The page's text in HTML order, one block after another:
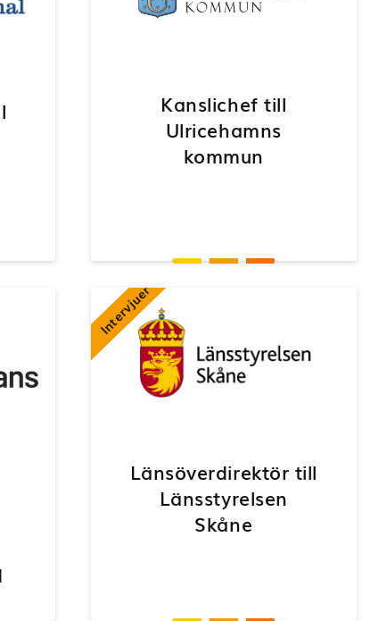
Kanslichef till
Ulricehamns
kommun
Länsöverdirektör till
Länsstyrelsen
Skåne
Intervjuer